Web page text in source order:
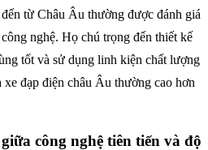
từ Châu Âu thường được đánh giá
nghệ. Họ chú trọng đến thiết kế
tốt và sử dụng linh kiện chất lượng
đạp điện châu Âu thường cao hơn
công nghệ tiên tiến và độ